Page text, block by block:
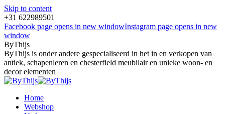
Skip to content
+31 622989501
Facebook page opens in new windowInstagram page opens in new
window
ByThijs
ByThijs is onder andere gespecialiseerd in het in en verkopen van
antiek, schapenleren en chesterfield meubilair en unieke woon- en
decor elementen
Home
Webshop